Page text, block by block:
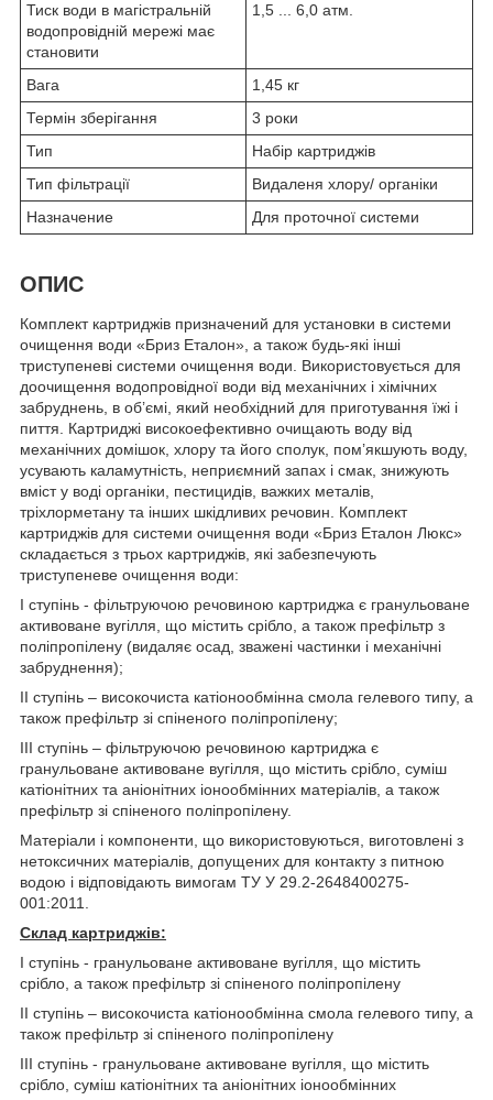
Тиск води в магістральній
водопровідній мережі має
становити
1,5 ... 6,0 атм.
Вага
1,45 кг
Термін зберігання
3 роки
Тип
Набір картриджів
Тип фільтрації
Видаленя хлору/ органіки
Назначение
Для проточної системи
ОПИС
Комплект картриджів призначений для установки в системи
очищення води «Бриз Еталон», а також будь-які інші
триступеневі системи очищення води. Використовується для
доочищення водопровідної води від механічних і хімічних
забруднень, в об’ємі, який необхідний для приготування їжі і
пиття. Картриджі високоефективно очищають воду від
механічних домішок, хлору та його сполук, пом’якшують воду,
усувають каламутність, неприємний запах і смак, знижують
вміст у воді органіки, пестицидів, важких металів,
тріхлорметану та інших шкідливих речовин. Комплект
картриджів для системи очищення води «Бриз Еталон Люкс»
складається з трьох картриджів, які забезпечують
триступеневе очищення води:
I ступінь - фільтруючою речовиною картриджа є гранульоване
активоване вугілля, що містить срібло, а також префільтр з
поліпропілену (видаляє осад, зважені частинки і механічні
забруднення);
II ступінь – високочиста катіонообмінна смола гелевого типу, а
також префільтр зі спіненого поліпропілену;
III ступінь – фільтруючою речовиною картриджа є
гранульоване активоване вугілля, що містить срібло, суміш
катіонітних та аніонітних іонообмінних матеріалів, а також
префільтр зі спіненого поліпропілену.
Матеріали і компоненти, що використовуються, виготовлені з
нетоксичних матеріалів, допущених для контакту з питною
водою і відповідають вимогам ТУ У 29.2-2648400275-
001:2011.
Склад картриджів:
І ступінь - гранульоване активоване вугілля, що містить
срібло, а також префільтр зі спіненого поліпропілену
ІІ ступінь – високочиста катіонообмінна смола гелевого типу, а
також префільтр зі спіненого поліпропілену
ІІІ ступінь - гранульоване активоване вугілля, що містить
срібло, суміш катіонітних та аніонітних іонообмінних